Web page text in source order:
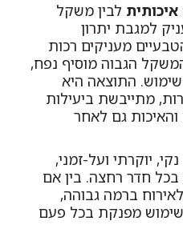
לבין משקל
למגבת יתרון
מעניקים רכות
הגבוה מוסיף נפח,
התוצאה היא
מתייבשת ביעילות
גם לאחר
יוקרתי ועל-זמני,
חדר רחצה. בין אם
ברמה גבוהה,
מפנקת בכל פעם